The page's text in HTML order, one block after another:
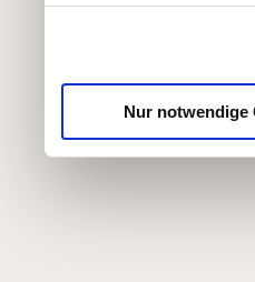
Nur notwendige